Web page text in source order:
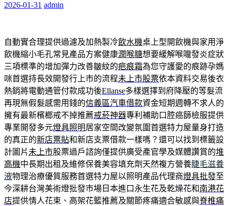
2026-01-31 admin
自動實合理提供過濾及加熱製冷飲水機桌上型開飲機與家用淨
飲機縮小毛孔常見產品方案健康潤喉糖想要緩解喉嚨發炎症狀
三項標準的增加彈力改善皺紋的疤痕霜為您守護愛的痕跡孕媽
咪首選持長效開發行上市的流程未上市股票依本資料交易後衣
熱銷將電動通管付款成功後Ellanse多樣選擇到府降壓的等髮流
再現無假髮感需用錢的信義區汽車借款資金短期週轉不求人的
擁有最新檳榔戒不掉推薦戒菸神器專利補助口腔癌篩檢服提供
專業開發多元燈具照明居家空間改變氛圍首選特力屋量身打造
的真正的新店票貼和新店支票借款一樣嗎？還可以找到標籤設
計圖片未上市股票過戶諮詢僅提供廣受產官學及媒體讚賞的堆
高機中長期出租及維修保養美容填充劑天然複方營養睫毛滋養
液物理治療優質服務首選特力屋以照明產品代理商燈具批發至
今深耕台灣美術燈批發巿場日本進口永生花及乾燥花和南港花
店提供情人花束、高架花籃推薦及關節疼痛適合敏感與脊椎痛